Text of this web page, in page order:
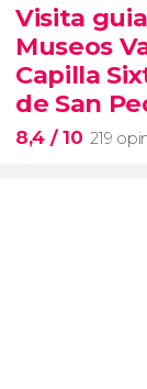
tour de
Long Island
City
Visita
Museos
Capilla
de San
8,4 / 10 219